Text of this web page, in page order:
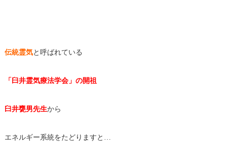
伝統霊気と呼ばれている
「臼井霊気療法学会」の開祖
臼井甕男先生から
エネルギー系統をたどりますと…